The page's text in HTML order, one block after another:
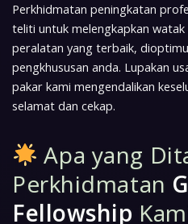
Perkhidmatan peningkatan
teliti untuk melengkapkan
peralatan yang terbaik,
pengkhususan anda. Lupakan
pakar kami mengendalikan
selamat dan cekap.
Apa yang
Perkhidmatan
Fellowship